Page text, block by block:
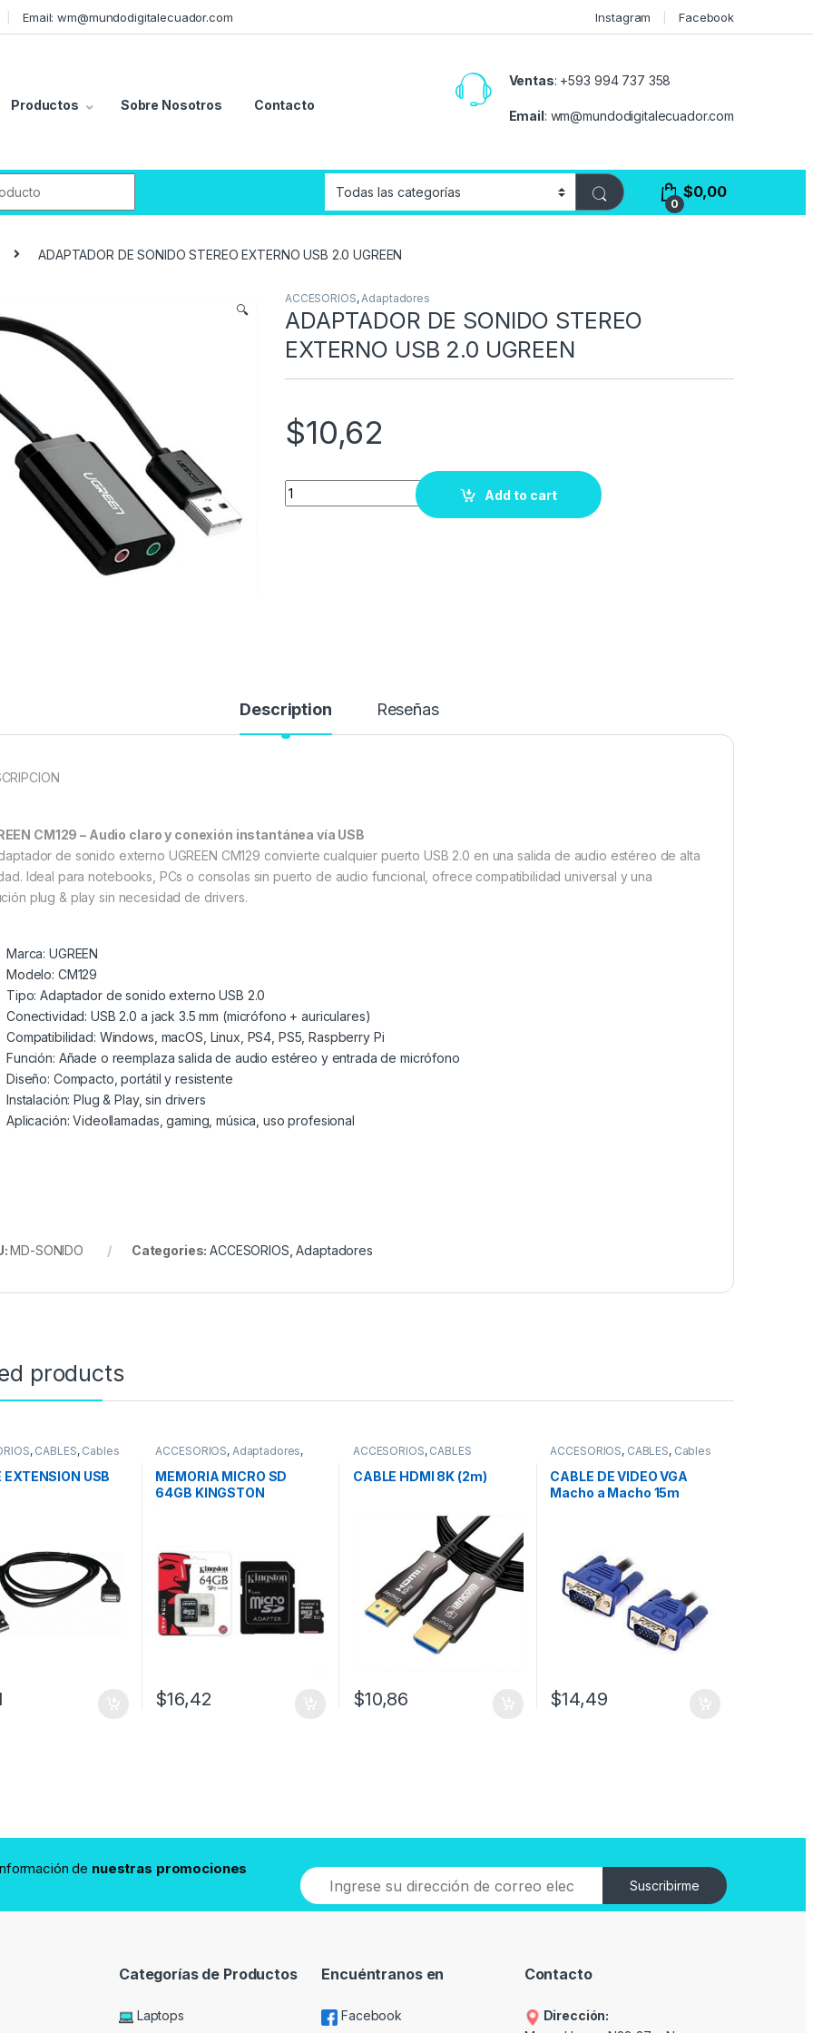
Email: wm@mundodigitalecuador.com Instagram Facebook
Productos Sobre Nosotros Contacto
Ventas: +593 994 737 358
Email: wm@mundodigitalecuador.com
0
$0,00
ADAPTADOR DE SONIDO STEREO EXTERNO USB 2.0 UGREEN
🔍
ACCESORIOS,Adaptadores
ADAPTADOR DE SONIDO STEREO
EXTERNO USB 2.0 UGREEN
$10,62
Quantity
Add to cart
Description Reseñas
CM129 – Audio claro y conexión instantánea vía USB
de sonido externo UGREEN CM129 convierte cualquier puerto USB 2.0 en una salida de audio estéreo de alta
Ideal para notebooks, PCs o consolas sin puerto de audio funcional, ofrece compatibilidad universal y una
plug & play sin necesidad de drivers.
Marca: UGREEN
Modelo: CM129
Tipo: Adaptador de sonido externo USB 2.0
Conectividad: USB 2.0 a jack 3.5 mm (micrófono + auriculares)
Compatibilidad: Windows, macOS, Linux, PS4, PS5, Raspberry Pi
Función: Añade o reemplaza salida de audio estéreo y entrada de micrófono
Diseño: Compacto, portátil y resistente
Instalación: Plug & Play, sin drivers
Aplicación: Videollamadas, gaming, música, uso profesional
MD-SONIDO Categories:ACCESORIOS,Adaptadores
products
, CABLES, Cables
EXTENSION USB
ACCESORIOS, Adaptadores,
Memorias USB
MEMORIA MICRO SD
64GB KINGSTON
$16,42
ACCESORIOS, CABLES
CABLE HDMI 8K (2m)
$10,86
ACCESORIOS, CABLES, Cables
CABLE DE VIDEO VGA
Macho a Macho 15m
$14,49
de nuestras promociones
Suscribirme
Categorías de Productos
Laptops
Encuéntranos en
Facebook
Contacto
Dirección: